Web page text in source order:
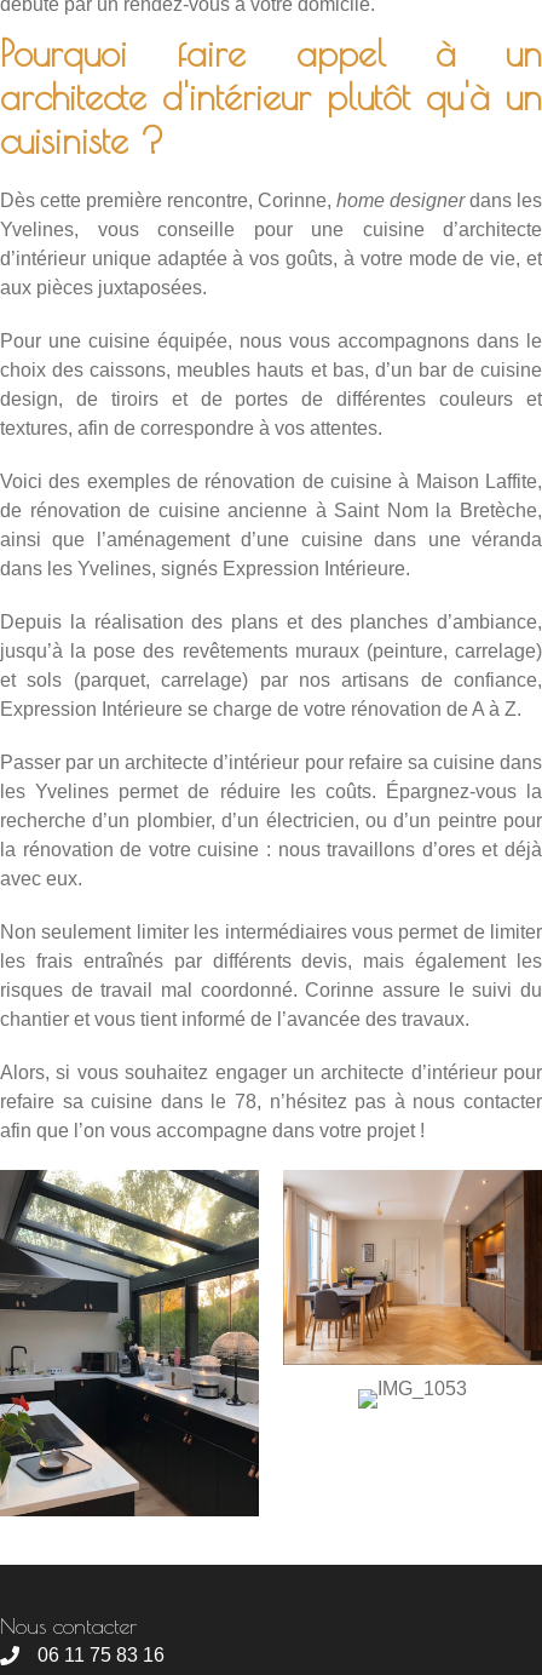
débute par un rendez-vous à votre domicile.
Pourquoi faire appel à un
architecte d'intérieur plutôt qu'à un
cuisiniste ?
Dès cette première rencontre, Corinne, home designerdans les
Yvelines, vous conseille pour une cuisine d’architecte
d’intérieur unique adaptée à vos goûts, à votre mode de vie, et
aux pièces juxtaposées.
Pour une cuisine équipée, nous vous accompagnons dans le
choix des caissons, meubles hauts et bas, d’un bar de cuisine
design, de tiroirs et de portes de différentes couleurs et
textures, afin de correspondre à vos attentes.
Voici des exemples de rénovation de cuisine à Maison Laffite,
de rénovation de cuisine ancienne à Saint Nom la Bretèche,
ainsi que l’aménagement d’une cuisine dans une véranda
dans les Yvelines, signés Expression Intérieure.
Depuis la réalisation des plans et des planches d’ambiance,
jusqu’à la pose des revêtements muraux (peinture,carrelage)
et sols (parquet,carrelage) par nos artisans de confiance,
Expression Intérieure se charge de votre rénovation de A à Z.
Passer par un architecte d’intérieur pour refaire sa cuisine dans
les Yvelines permet de réduire les coûts. Épargnez-vous la
recherche d’un plombier, d’un électricien, ou d’un peintre pour
la rénovation de votre cuisine : nous travaillons d’ores et déjà
avec eux.
Non seulement limiter les intermédiaires vous permet de limiter
les frais entraînés par différents devis, mais également les
risques de travail mal coordonné. Corinne assure le suivi du
chantier et vous tient informé de l’avancée des travaux.
Alors, si vous souhaitez engager un architecte d’intérieur pour
refaire sa cuisine dans le 78, n’hésitez pas à nous contacter
afin que l’on vous accompagne dans votre projet !
Nous contacter
06 11 75 83 16